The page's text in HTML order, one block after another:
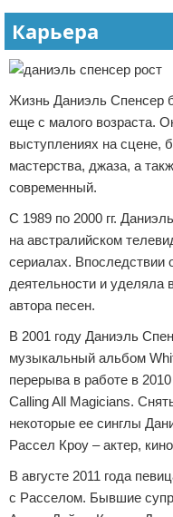
Карьера
Жизнь Даниэль Спенсер
еще с малого возраста.
выступлениях на сцене,
мастерства, джаза, а
современный.
С 1989 по 2000 гг.
на австралийском
сериалах.
деятельности и уделяла
автора песен.
В 2001 году Даниэль
музыкальный альбом
перерыва в работе в
Calling All Magicians.
некоторые ее синглы
Рассел Кроу – актер,
В августе 2011 года
с Расселом. Бывшие